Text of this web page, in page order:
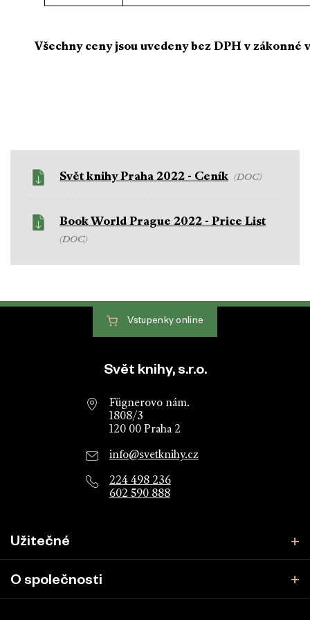
Všechny ceny jsou uvedeny bez DPH v zákonné
Svět knihy Praha 2022 - Ceník (DOC)
Book World Prague 2022 - Price List
(DOC)
Patička webu
Vstupenky online
Svět knihy, s.r.o.
Fügnerovo nám.
1808/3
120 00 Praha 2
info@svetknihy.cz
224 498 236
602 590 888
Užitečné
O společnosti